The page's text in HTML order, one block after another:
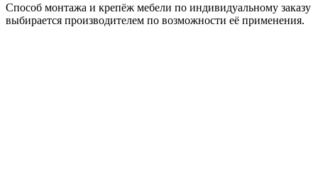
Способ монтажа и крепёж мебели по индивидуальному заказу
выбирается производителем по возможности её применения.